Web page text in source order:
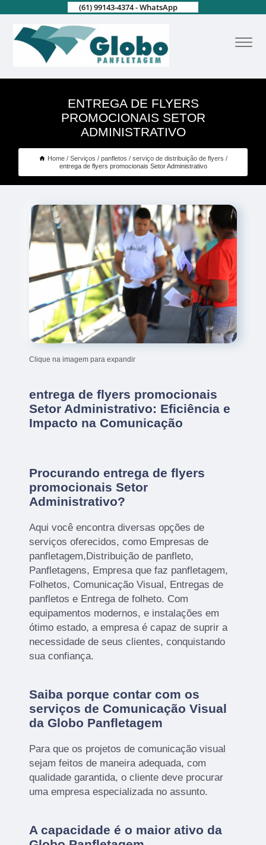
(61) 99143-4374 - WhatsApp
ENTREGA DE FLYERS
PROMOCIONAIS SETOR
ADMINISTRATIVO
Home Serviços panfletos
serviço de distribuição de flyers
entrega de flyers promocionais Setor Administrativo
Clique na imagem para expandir
entrega de flyers promocionais
Setor Administrativo: Eficiência e
Impacto na Comunicação
Procurando entrega de flyers
promocionais Setor
Administrativo?
Aqui você encontra diversas opções de
serviços oferecidos, como Empresas de
panfletagem,Distribuição de panfleto,
Panfletagens, Empresa que faz panfletagem,
Folhetos, Comunicação Visual, Entregas de
panfletos e Entrega de folheto. Com
equipamentos modernos, e instalações em
ótimo estado, a empresa é capaz de suprir a
necessidade de seus clientes, conquistando
sua confiança.
Saiba porque contar com os
serviços de Comunicação Visual
da Globo Panfletagem
Para que os projetos de comunicação visual
sejam feitos de maneira adequada, com
qualidade garantida, o cliente deve procurar
uma empresa especializada no assunto.
A capacidade é o maior ativo da